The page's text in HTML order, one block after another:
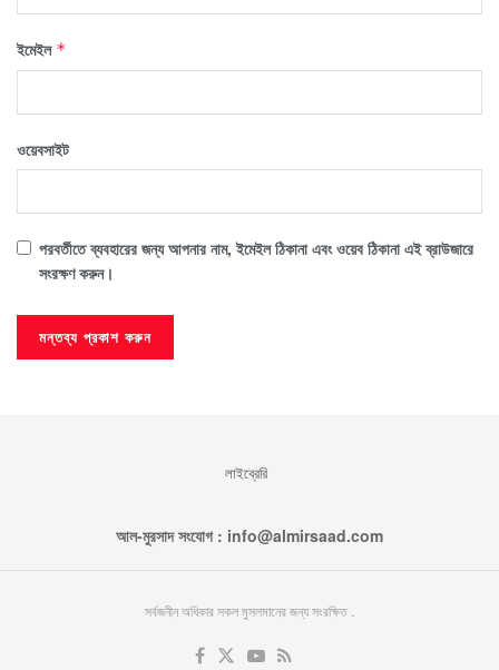
ইমেইল *
ওয়েবসাইট
পরবর্তীতে ব্যবহারের জন্য আপনার নাম, ইমেইল ঠিকানা এবং ওয়েব ঠিকানা এই ব্রাউজারে
সংরক্ষণ করুন।
লাইব্রেরি
আল-মুরসাদ সংযোগ : info@almirsaad.com
সর্বজনীন অধিকার সকল মুসলমানের জন্য সংরক্ষিত .